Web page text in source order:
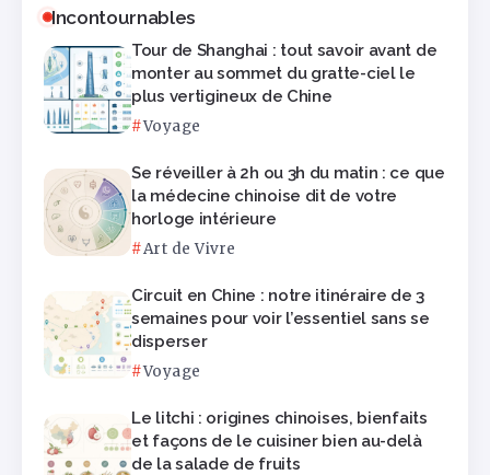
Incontournables
Tour de Shanghai : tout savoir avant de
monter au sommet du gratte-ciel le
plus vertigineux de Chine
Voyage
Se réveiller à 2h ou 3h du matin : ce que
la médecine chinoise dit de votre
horloge intérieure
Art de Vivre
Circuit en Chine : notre itinéraire de 3
semaines pour voir l’essentiel sans se
disperser
Voyage
Le litchi : origines chinoises, bienfaits
et façons de le cuisiner bien au-delà
de la salade de fruits